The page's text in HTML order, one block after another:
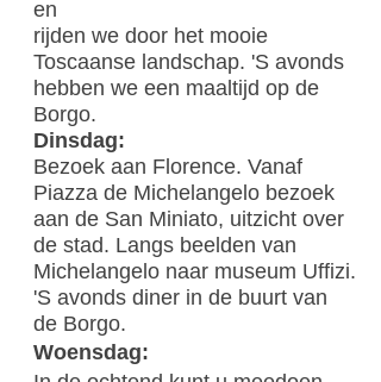
en
rijden we door het mooie
Toscaanse landschap. 'S avonds
hebben we een maaltijd op de
Borgo.
Dinsdag:
Bezoek aan Florence. Vanaf
Piazza de Michelangelo bezoek
aan de San Miniato, uitzicht over
de stad. Langs beelden van
Michelangelo naar museum Uffizi.
'S avonds diner in de buurt van
de Borgo.
Woensdag: